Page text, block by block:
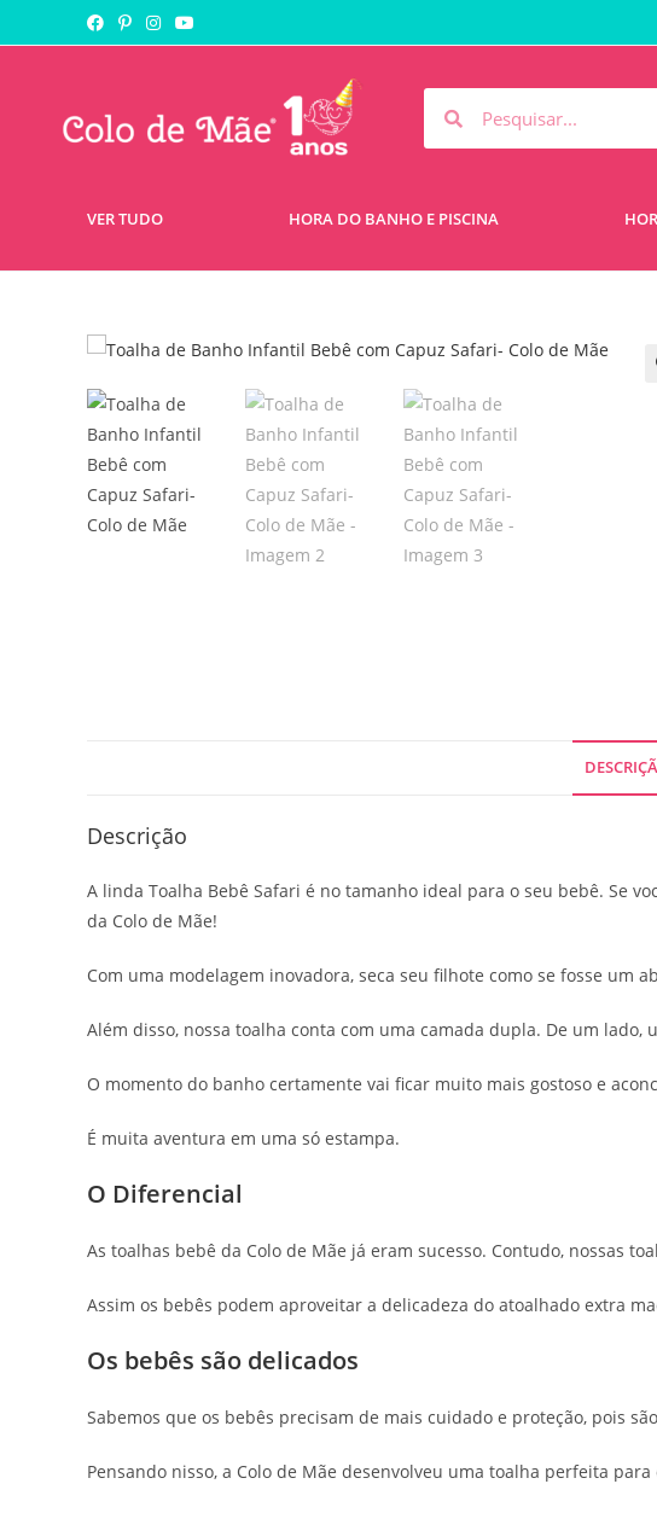
VER TUDO HORA DO BANHO E PISCINA
Descrição
A linda Toalha Bebê Safari é no tamanho ideal para o seu bebê. Se
da Colo de Mãe!
Com uma modelagem inovadora, seca seu filhote como se fosse um
Além disso, nossa toalha conta com uma camada dupla. De um
O momento do banho certamente vai ficar muito mais gostoso e
É muita aventura em uma só estampa.
O Diferencial
As toalhas bebê da Colo de Mãe já eram sucesso. Contudo, nossas
Assim os bebês podem aproveitar a delicadeza do atoalhado extra
Os bebês são delicados
Sabemos que os bebês precisam de mais cuidado e proteção, pois
Pensando nisso, a Colo de Mãe desenvolveu uma toalha perfeita